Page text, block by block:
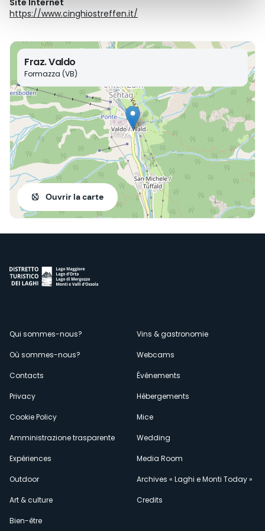
https://www.cinghiostreffen.it/
Fraz. Valdo
Formazza (VB)
Ouvrir la carte
Menù
secondario
Qui sommes-nous?
Où sommes-nous?
Contacts
Privacy
Cookie Policy
Amministrazione trasparente
Expériences
Outdoor
Art & culture
Bien-être
Vins & gastronomie
Webcams
Événements
Hébergements
Mice
Wedding
Media Room
Archives « Laghi e Monti Today »
Credits